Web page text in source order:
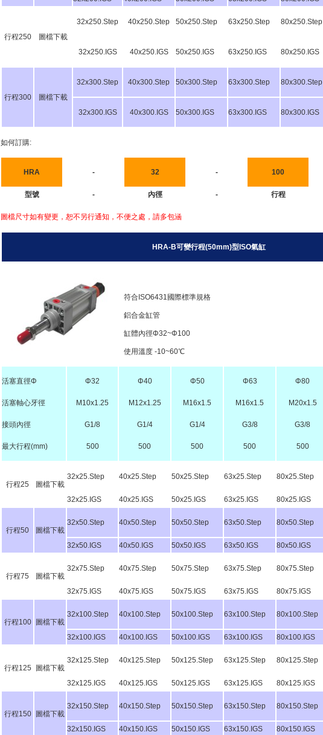
行程250 圖檔下載
32x250.Step 40x250.Step 50x250.Step 63x250.Step 80x250.Step
32x250.IGS 40x250.IGS 50x250.IGS 63x250.IGS 80x250.IGS
行程300 圖檔下載
32x300.Step 40x300.Step 50x300.Step 63x300.Step 80x300.Step
32x300.IGS 40x300.IGS 50x300.IGS 63x300.IGS 80x300.IGS
如何訂購:
HRA - 32 - 100
型號 - 內徑 - 行程
圖檔尺寸如有變更，恕不另行通知，不便之處，請多包涵
HRA-B可變行程(50mm)型ISO氣缸
符合ISO6431國際標準規格
鋁合金缸管
缸體內徑Φ32~Φ100
使用溫度 -10~60℃
活塞直徑Φ
活塞軸心牙徑
接頭內徑
最大行程(mm)
Φ32
M10x1.25
G1/8
500
Φ40
M12x1.25
G1/4
500
Φ50
M16x1.5
G1/4
500
Φ63
M16x1.5
G3/8
500
Φ80
M20x1.5
G3/8
500
行程25 圖檔下載
32x25.Step 40x25.Step 50x25.Step 63x25.Step 80x25.Step
32x25.IGS 40x25.IGS 50x25.IGS 63x25.IGS 80x25.IGS
行程50 圖檔下載
32x50.Step 40x50.Step 50x50.Step 63x50.Step 80x50.Step
32x50.IGS 40x50.IGS 50x50.IGS 63x50.IGS 80x50.IGS
行程75 圖檔下載
32x75.Step 40x75.Step 50x75.Step 63x75.Step 80x75.Step
32x75.IGS 40x75.IGS 50x75.IGS 63x75.IGS 80x75.IGS
行程100 圖檔下載
32x100.Step 40x100.Step 50x100.Step 63x100.Step 80x100.Step
32x100.IGS 40x100.IGS 50x100.IGS 63x100.IGS 80x100.IGS
行程125 圖檔下載
32x125.Step 40x125.Step 50x125.Step 63x125.Step 80x125.Step
32x125.IGS 40x125.IGS 50x125.IGS 63x125.IGS 80x125.IGS
行程150 圖檔下載
32x150.Step 40x150.Step 50x150.Step 63x150.Step 80x150.Step
32x150.IGS 40x150.IGS 50x150.IGS 63x150.IGS 80x150.IGS